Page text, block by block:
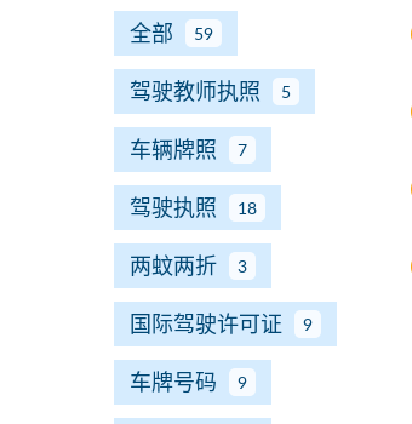
全部 59
驾驶教师执照 5
车辆牌照 7
驾驶执照 18
两蚊两折 3
国际驾驶许可证 9
车牌号码 9